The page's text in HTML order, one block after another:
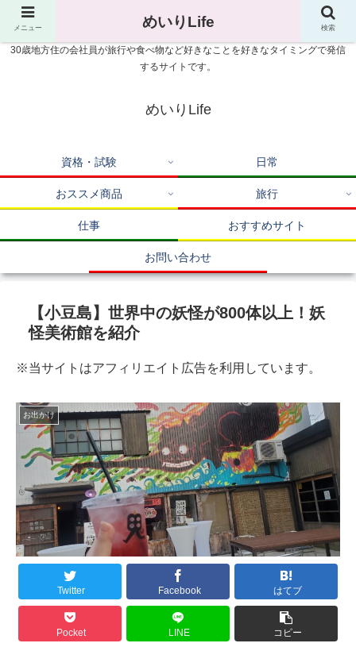
30歳地方住の会社員が旅行や食べ物など好きなことを好きなタイミングで発信
するサイトです。
めいりLife
資格・試験 日常
おススメ商品 旅行
仕事 おすすめサイト
お問い合わせ
【小豆島】世界中の妖怪が800体以上！妖
怪美術館を紹介
※当サイトはアフィリエイト広告を利用しています。
お出かけ
Twitter Facebook はてブ
Pocket LINE コピー
メニュー めいりLife 検索